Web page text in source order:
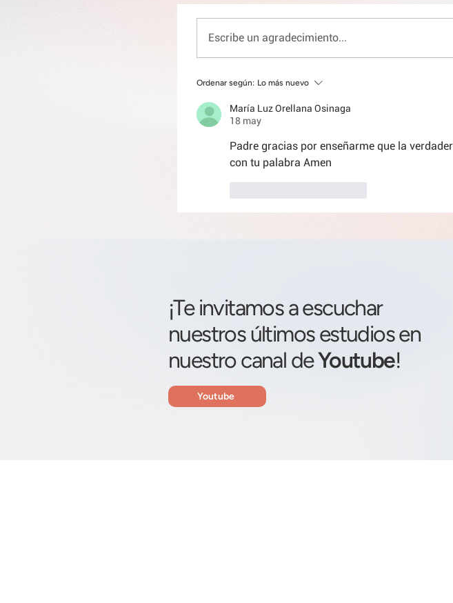
Escribe un agradecimiento...
Ordenar según: Lo más nuevo
María Luz Orellana Osinaga
18 may
Padre gracias por enseñarme que la
con tu palabra Amen
¡Te invitamos a escuchar
nuestros últimos estudios en
nuestro canal deYoutube!
Youtube